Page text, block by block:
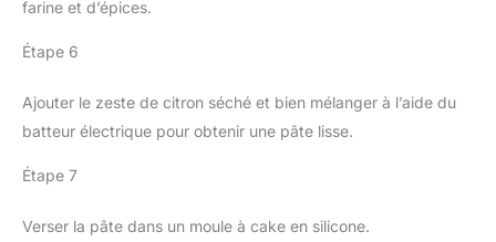
farine et d’épices.
Étape 6
Ajouter le zeste de citron séché et bien mélanger à l’aide du
batteur électrique pour obtenir une pâte lisse.
Étape 7
Verser la pâte dans un moule à cake en silicone.